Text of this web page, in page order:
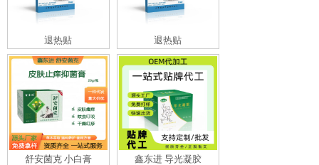
退热贴 退热贴
舒安菌克 小白膏 鑫东进 导光凝胶